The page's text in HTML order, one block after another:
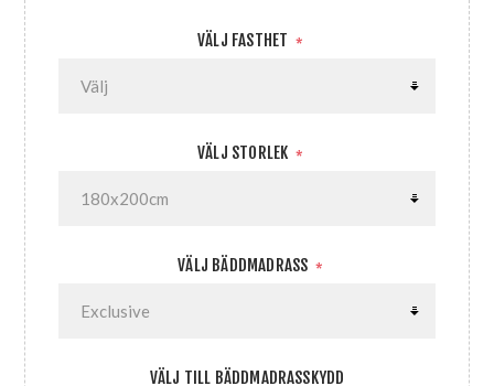
VÄLJ FASTHET *
VÄLJ STORLEK *
VÄLJ BÄDDMADRASS *
VÄLJ TILL BÄDDMADRASSKYDD